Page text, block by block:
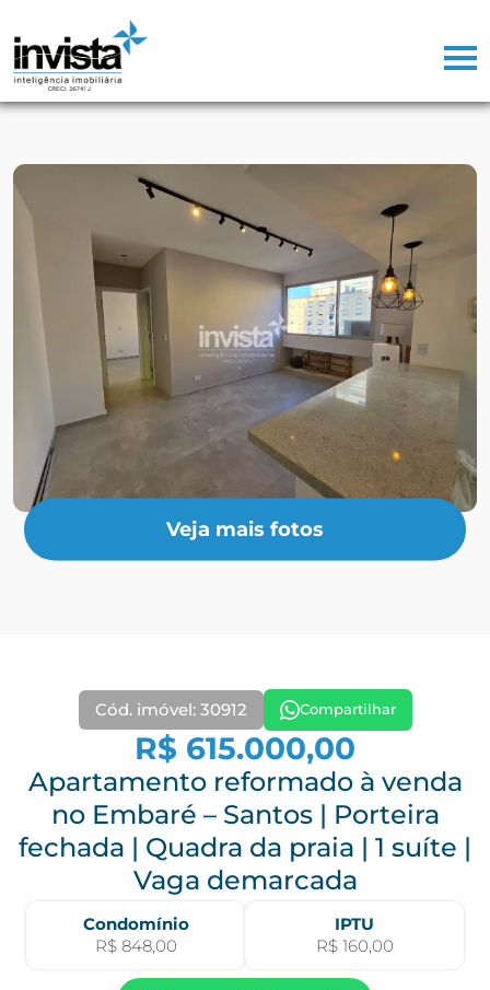
Veja mais fotos
Cód. imóvel: 30912 Compartilhar
R$ 615.000,00
Apartamento reformado à venda
no Embaré – Santos | Porteira
fechada | Quadra da praia | 1 suíte |
Vaga demarcada
Condomínio
R$ 848,00
IPTU
R$ 160,00